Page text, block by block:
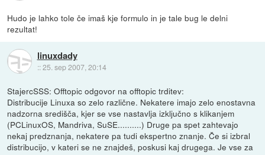
Hudo je lahko tole če imaš kje formulo in je tale bug le delni
rezultat!
linuxdady
::25. sep 2007, 20:14
StajercSSS: Offtopic odgovor na offtopic trditev:
Distribucije Linuxa so zelo različne. Nekatere imajo zelo enostavna
nadzorna središča, kjer se vse nastavlja izključno s klikanjem
(PCLinuxOS, Mandriva, SuSE..........) Druge pa spet zahtevajo
nekaj predznanja, nekatere pa tudi ekspertno znanje. Če si izbral
distribucijo, v kateri se ne znajdeš, poskusi kaj drugega. Je vse za